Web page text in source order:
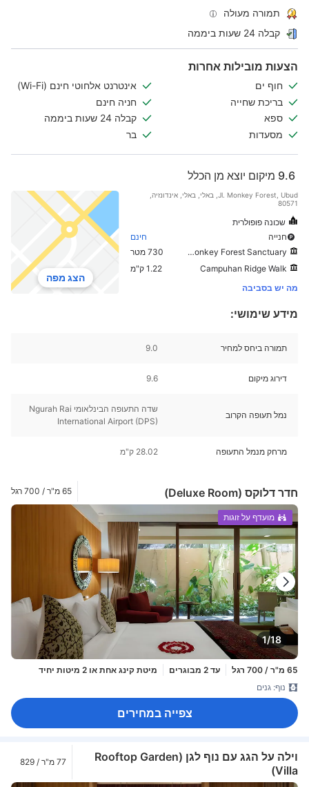
תמורה מעולה
קבלה 24 שעות ביממה
הצעות מובילות אחרות
חוף ים
אינטרנט אלחוטי חינם (Wi-Fi)
בריכת שחייה
חניה חינם
ספא
קבלה 24 שעות ביממה
מסעדות
בר
9.6 מיקום יוצא מן הכלל
Jl. Monkey Forest, Ubud, באלי, באלי, אינדונזיה,
80571
שכונה פופולרית
חנייה
חינם
Sacred Monkey Forest Sanctuary
730 מטר
Campuhan Ridge Walk
1.22 ק"מ
מה יש בסביבה
הצג מפה
מידע שימושי:
תמורה ביחס למחיר 9.0
דירוג מיקום 9.6
נמל תעופה הקרוב
שדה התעופה הבינלאומי Ngurah Rai
International Airport (DPS)
מרחק מנמל התעופה 28.02 ק"מ
חדר דלוקס (Deluxe Room) 65 מ"ר / 700 רגל
1/18
מועדף על זוגות
65 מ"ר / 700 רגל עד 2 מבוגרים
מיטת קינג אחת או 2 מיטות יחיד
נוף: גנים
צפייה במחירים
וילה על הגג עם נוף לגן (Rooftop Garden
Villa)
77 מ"ר / 829